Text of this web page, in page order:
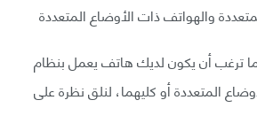
والهواتف ذات الأوضاع المتعددة
ترغب أن يكون لديك هاتف يعمل بنظام
المتعددة أو كليهما، لنلق نظرة على